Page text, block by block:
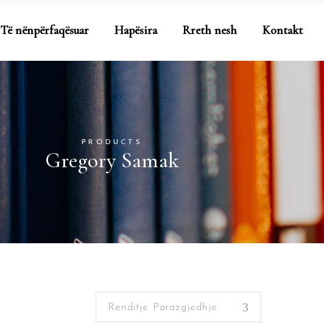
Të nënpërfaqësuar Hapësira Rreth nesh Kontakt
No
PRODUCTS
Gregory Samak
Renditje Parazgjedhje